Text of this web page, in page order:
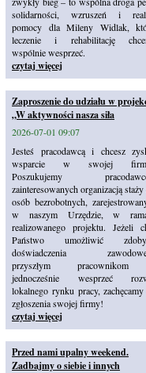
solidarności, wzruszeń i
pomocy dla Mileny Widlak,
leczenie i rehabilitację
wspólnie wesprzeć.
czytaj więcej
Zaproszenie do udziału w
„W aktywności nasza siła
2026-07-01 09:07
Jesteś pracodawcą i chcesz
wsparcie w swojej
Poszukujemy
zainteresowanych organizacją staży
osób bezrobotnych,
w naszym Urzędzie, w
realizowanego projektu. Jeżeli
Państwo umożliwić
doświadczenia
przyszłym
jednocześnie wesprzeć
lokalnego rynku pracy,
zgłoszenia swojej firmy!
czytaj więcej
Przed nami upalny weekend.
Zadbajmy o siebie i innych